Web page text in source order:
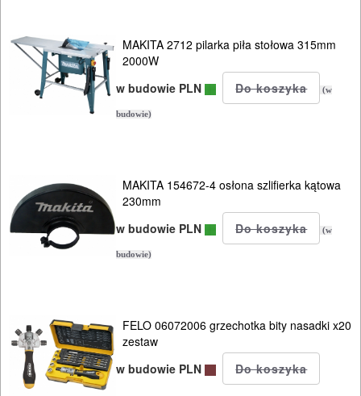
AKCESORIA
KOMPRESORY
NARZĘDZIA
URZĄDZENIA
ROZRUCHOWE
PROSTOWNIKI
AGREGATY
PRĄDOWE
ODZIEŻ
MAKITA 2712 pilarka piła stołowa 315mm
2000W
w budowie PLN
(w
budowie)
MAKITA 154672-4 osłona szlifierka kątowa
230mm
w budowie PLN
(w
budowie)
FELO 06072006 grzechotka bity nasadki x20
zestaw
w budowie PLN